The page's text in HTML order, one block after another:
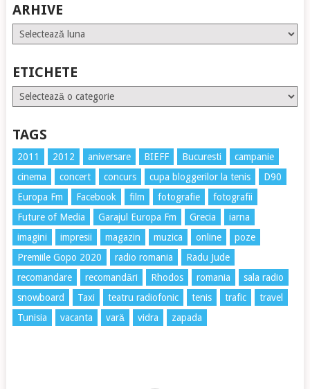
ARHIVE
Arhive
ETICHETE
Etichete
TAGS
2011 2012 aniversare BIEFF Bucuresti
campanie
cinema
concert concurs cupa bloggerilor la tenis
D90
Europa Fm
Facebook film fotografie
fotografii
Future of Media
Garajul Europa Fm Grecia
iarna
imagini
impresii magazin muzica online
poze
Premiile Gopo 2020
radio romania
Radu Jude
recomandare
recomandări Rhodos romania
sala radio
snowboard
Taxi teatru radiofonic tenis trafic
travel
Tunisia
vacanta vară vidra zapada